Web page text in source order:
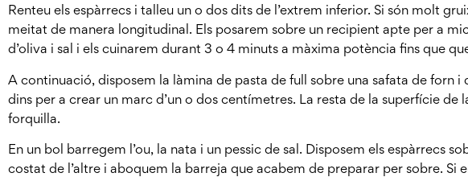
Renteu els espàrrecs i talleu un o dos dits de l’extrem inferior. Si són molt
meitat de manera longitudinal. Els posarem sobre un recipient apte per a
d’oliva i sal i els cuinarem durant 3 o 4 minuts a màxima potència fins que
A continuació, disposem la làmina de pasta de full sobre una safata de forn i
dins per a crear un marc d’un o dos centímetres. La resta de la superfície de
forquilla.
En un bol barregem l’ou, la nata i un pessic de sal. Disposem els espàrrecs
costat de l’altre i aboquem la barreja que acabem de preparar per sobre. Si